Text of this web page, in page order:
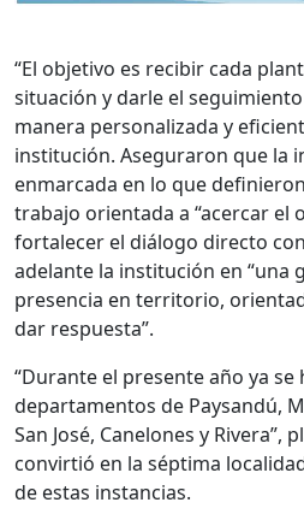
“El objetivo es recibir cada
situación y darle el
manera personalizada y
institución. Aseguraron que la
enmarcada en lo que
trabajo orientada a “acercar
fortalecer el diálogo directo
adelante la institución en “una
presencia en territorio,
dar respuesta”.
“Durante el presente año ya
departamentos de Paysandú,
San José, Canelones y Rivera”,
convirtió en la séptima
de estas instancias.